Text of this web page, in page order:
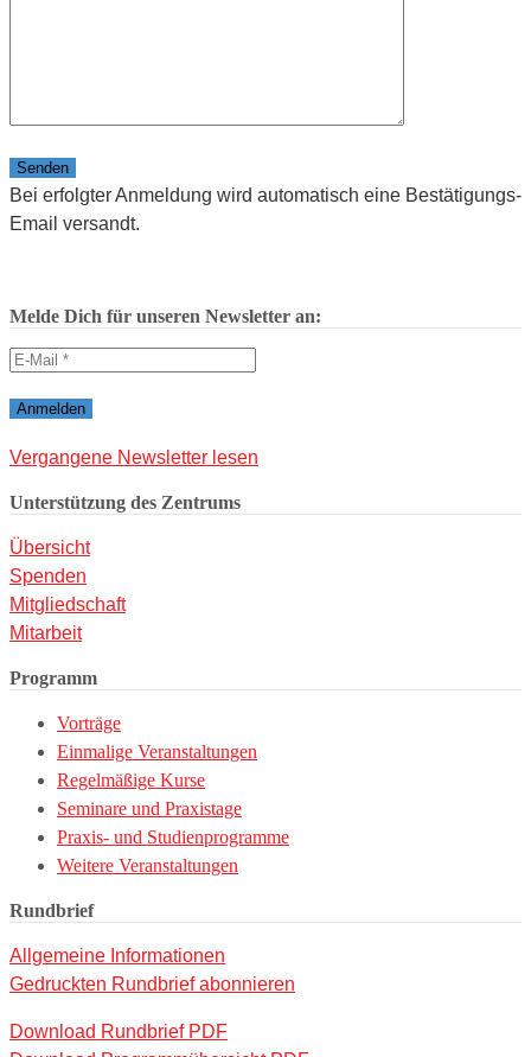
Bitte lasse dieses Feld leer.
Bei erfolgter Anmeldung wird automatisch eine Bestätigungs-
Email versandt.
Melde Dich für unseren Newsletter an:
Vergangene Newsletter lesen
Unterstützung des Zentrums
Übersicht
Spenden
Mitgliedschaft
Mitarbeit
Programm
Vorträge
Einmalige Veranstaltungen
Regelmäßige Kurse
Seminare und Praxistage
Praxis- und Studienprogramme
Weitere Veranstaltungen
Rundbrief
Allgemeine Informationen
Gedruckten Rundbrief abonnieren
Download Rundbrief PDF